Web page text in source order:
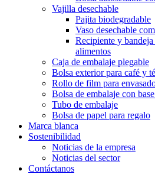
Vajilla desechable
Pajita biodegradable
Vaso desechable
Recipiente y
alimentos
Caja de embalaje plegable
Bolsa exterior para café y té
Rollo de film para
Bolsa de embalaje con
Tubo de embalaje
Bolsa de papel para regalo
Marca blanca
Sostenibilidad
Noticias de la empresa
Noticias del sector
Contáctanos